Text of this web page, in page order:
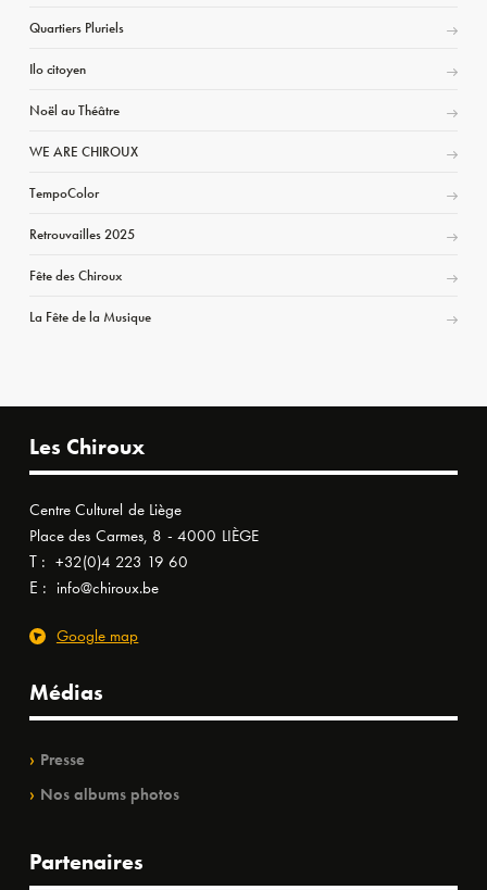
Quartiers Pluriels
Ilo citoyen
Noël au Théâtre
WE ARE CHIROUX
TempoColor
Retrouvailles 2025
Fête des Chiroux
La Fête de la Musique
Les Chiroux
Centre Culturel de Liège
Place des Carmes, 8 - 4000 LIÈGE
T : +32(0)4 223 19 60
E : info@chiroux.be
Google map
Médias
Presse
Nos albums photos
Partenaires